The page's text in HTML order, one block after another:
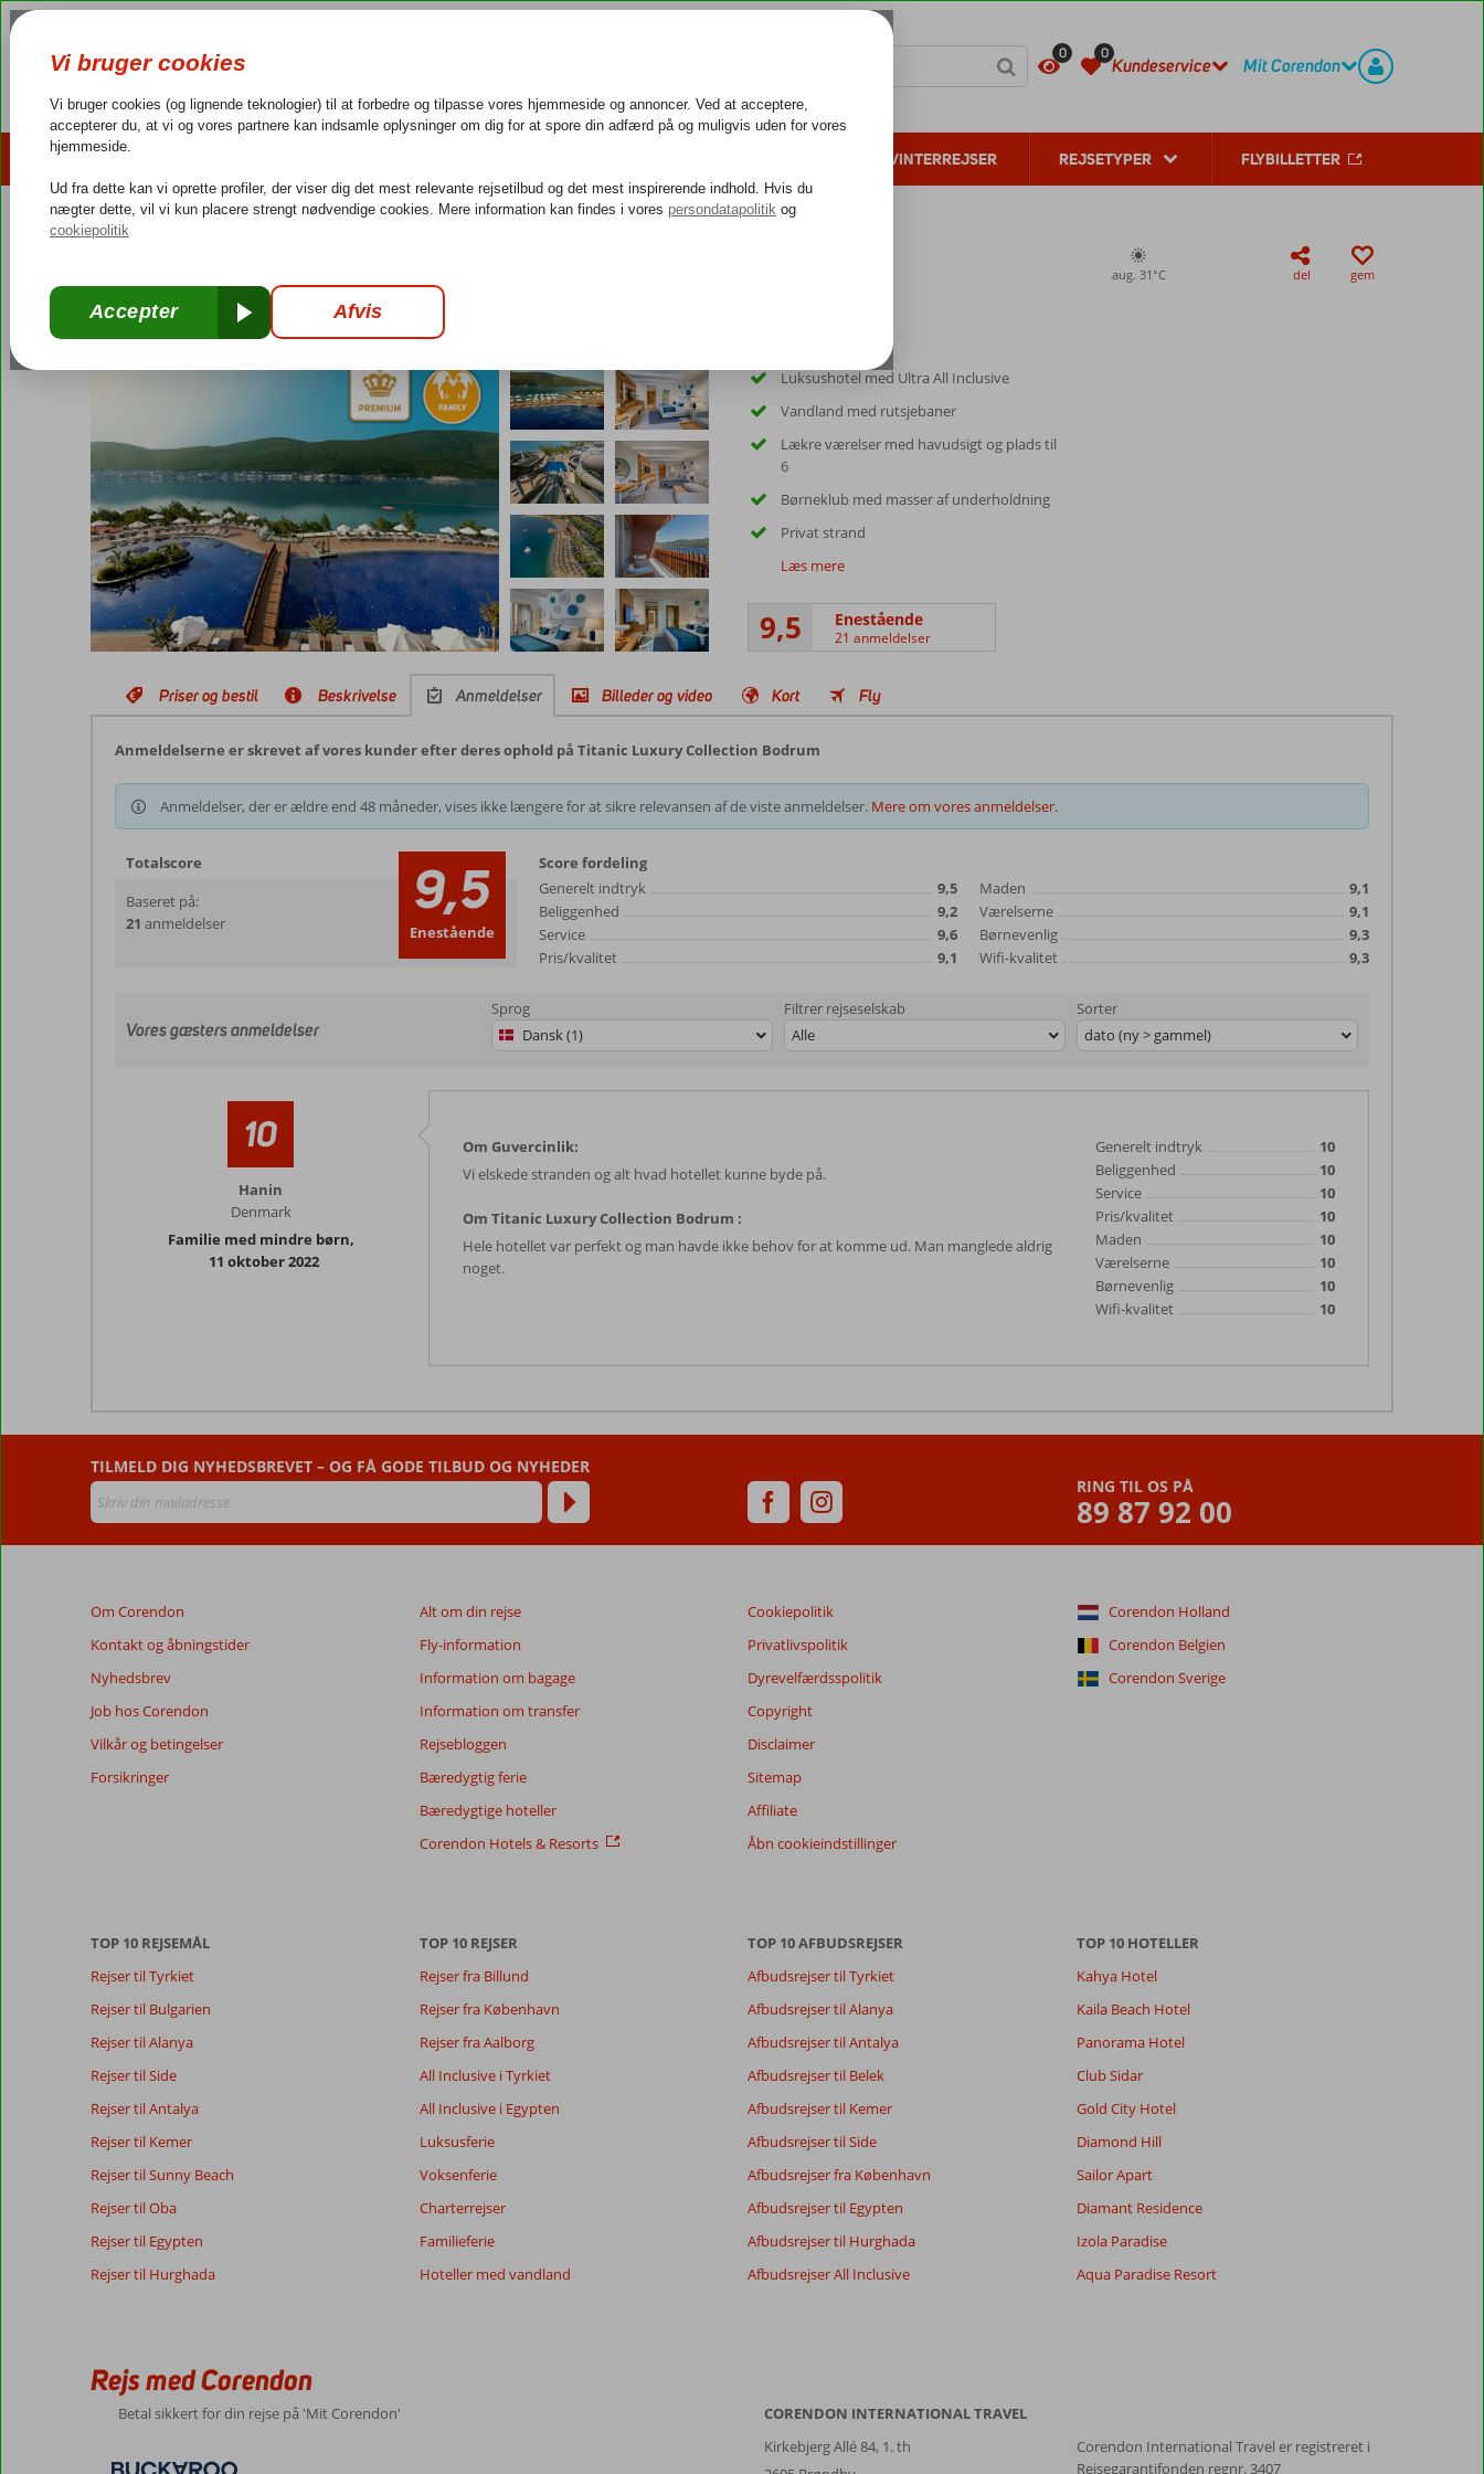
0 0
Kundeservice Mit Corendon
VINTERREJSER REJSETYPER FLYBILLETTER
4,3/5 på Trustpilot Dansk guideservice 40.000 danske gæster i 2025 25 års erfaring
Titanic Luxury Collection Bodrum
Ultra All Inclusive-Hotel
aug. 31°C del gem
Luksushotel med Ultra All Inclusive
Vandland med rutsjebaner
Lækre værelser med havudsigt og plads til
6
Børneklub med masser af underholdning
Privat strand
Læs mere
9,5 Enestående
21 anmeldelser
Priser og bestil Beskrivelse Anmeldelser Billeder og video Kort Fly
Anmeldelserne er skrevet af vores kunder efter deres ophold på Titanic Luxury Collection Bodrum
Anmeldelser, der er ældre end 48 måneder, vises ikke længere for at sikre relevansen af de viste anmeldelser. Mere om vores anmeldelser.
Totalscore
Baseret på:
21 anmeldelser 9,5
Enestående
Score fordeling
Generelt indtryk
9,5
Beliggenhed
9,2
Service
9,6
Pris/kvalitet
9,1
Maden
9,1
Værelserne
9,1
Børnevenlig
9,3
Wifi-kvalitet
9,3
Vores gæsters anmeldelser
Sprog
Dansk (1)
Filtrer rejseselskab
Alle
Sorter
dato (ny > gammel)
10
Hanin
Denmark
Familie med mindre børn,
11 oktober 2022
Om Guvercinlik:
Vi elskede stranden og alt hvad hotellet kunne byde på.
Om Titanic Luxury Collection Bodrum :
Hele hotellet var perfekt og man havde ikke behov for at komme ud. Man manglede aldrig
noget.
Generelt indtryk
10
Beliggenhed
10
Service
10
Pris/kvalitet
10
Maden
10
Værelserne
10
Børnevenlig
10
Wifi-kvalitet
10
RING TIL OS PÅ
89 87 92 00
TILMELD DIG NYHEDSBREVET – OG FÅ GODE TILBUD OG NYHEDER
Om Corendon
Kontakt og åbningstider
Nyhedsbrev
Job hos Corendon
Vilkår og betingelser
Forsikringer
Alt om din rejse
Fly-information
Information om bagage
Information om transfer
Rejsebloggen
Bæredygtig ferie
Bæredygtige hoteller
Corendon Hotels & Resorts
Cookiepolitik
Privatlivspolitik
Dyrevelfærdsspolitik
Copyright
Disclaimer
Sitemap
Affiliate
Åbn cookieindstillinger
Corendon Holland
Corendon Belgien
Corendon Sverige
TOP 10 REJSEMÅL
Rejser til Tyrkiet
Rejser til Bulgarien
Rejser til Alanya
Rejser til Side
Rejser til Antalya
Rejser til Kemer
Rejser til Sunny Beach
Rejser til Oba
Rejser til Egypten
Rejser til Hurghada
TOP 10 REJSER
Rejser fra Billund
Rejser fra København
Rejser fra Aalborg
All Inclusive i Tyrkiet
All Inclusive i Egypten
Luksusferie
Voksenferie
Charterrejser
Familieferie
Hoteller med vandland
TOP 10 AFBUDSREJSER
Afbudsrejser til Tyrkiet
Afbudsrejser til Alanya
Afbudsrejser til Antalya
Afbudsrejser til Belek
Afbudsrejser til Kemer
Afbudsrejser til Side
Afbudsrejser fra København
Afbudsrejser til Egypten
Afbudsrejser til Hurghada
Afbudsrejser All Inclusive
TOP 10 HOTELLER
Kahya Hotel
Kaila Beach Hotel
Panorama Hotel
Club Sidar
Gold City Hotel
Diamond Hill
Sailor Apart
Diamant Residence
Izola Paradise
Aqua Paradise Resort
Rejs med Corendon
Betal sikkert for din rejse på 'Mit Corendon'
CORENDON INTERNATIONAL TRAVEL
Kirkebjerg Allé 84, 1. th
Corendon International Travel er registreret i
Rejsegarantifonden regnr. 3407